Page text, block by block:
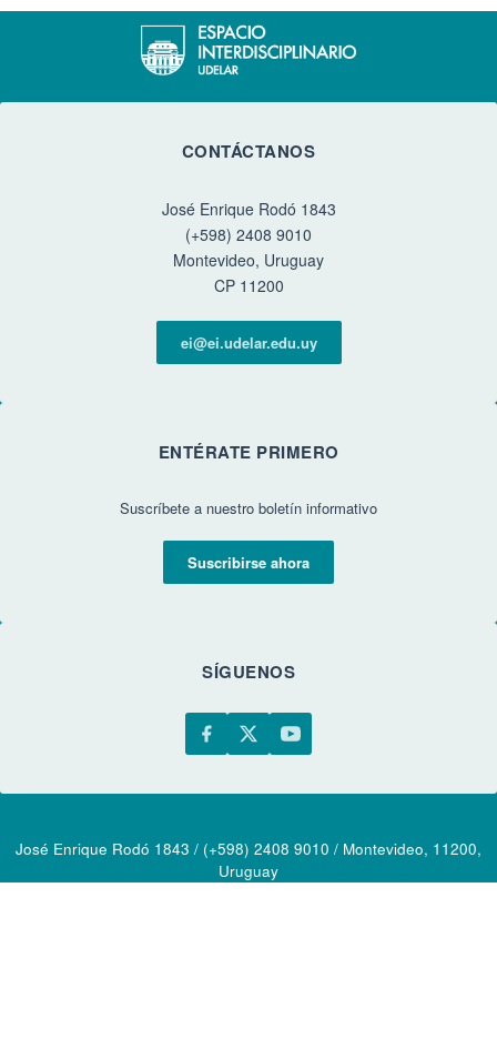
CONTÁCTANOS
José Enrique Rodó 1843
(+598) 2408 9010
Montevideo, Uruguay
CP 11200
ei@ei.udelar.edu.uy
ENTÉRATE PRIMERO
Suscríbete a nuestro boletín informativo
Suscribirse ahora
SÍGUENOS
José Enrique Rodó 1843 / (+598) 2408 9010 / Montevideo, 11200,
Uruguay